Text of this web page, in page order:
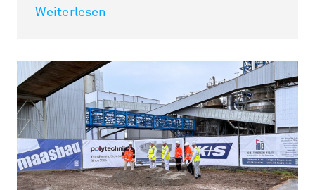
Weiterlesen